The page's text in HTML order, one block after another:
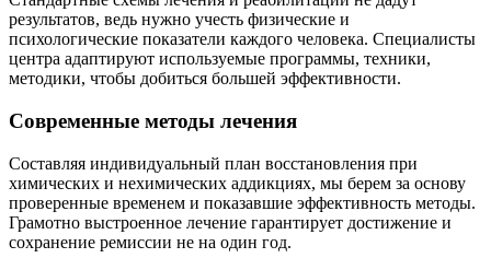
результатов, ведь нужно учесть физические и
психологические показатели каждого человека. Специалисты
центра адаптируют используемые программы, техники,
методики, чтобы добиться большей эффективности.
Современные методы лечения
Составляя индивидуальный план восстановления при
химических и нехимических аддикциях, мы берем за основу
проверенные временем и показавшие эффективность методы.
Грамотно выстроенное лечение гарантирует достижение и
сохранение ремиссии не на один год.